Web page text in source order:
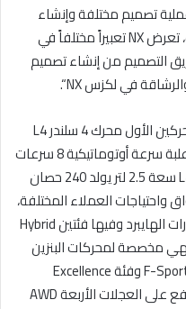
تصميم مختلفة وإنشاء
تعرض
تعبيراً مختلفاً في
التصميم من إنشاء تصميم
والرشاقة في لكزسNX
“.
الأول محرك 4 سلندر
L4
توربو سعة 2.4 لتر يولد 275 حصان مع علبة سرعة أوتوماتيكية 8 سرعات
سعة 2.5 لتر يولد 240 حصان
واحتياجات العملاء المختلفة،
الهايبرد وفيها فئتينHybrid
مخصصة لمحركات البنزين
وفئة
على العجلات الأربعة